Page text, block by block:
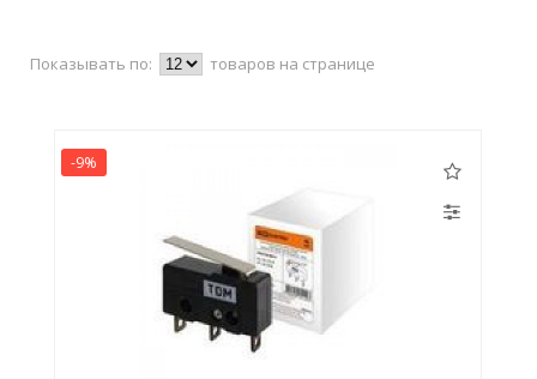
Клеммная колодка
Кнопка Командоконтроллер
Показывать по: товаров на странице
-9%